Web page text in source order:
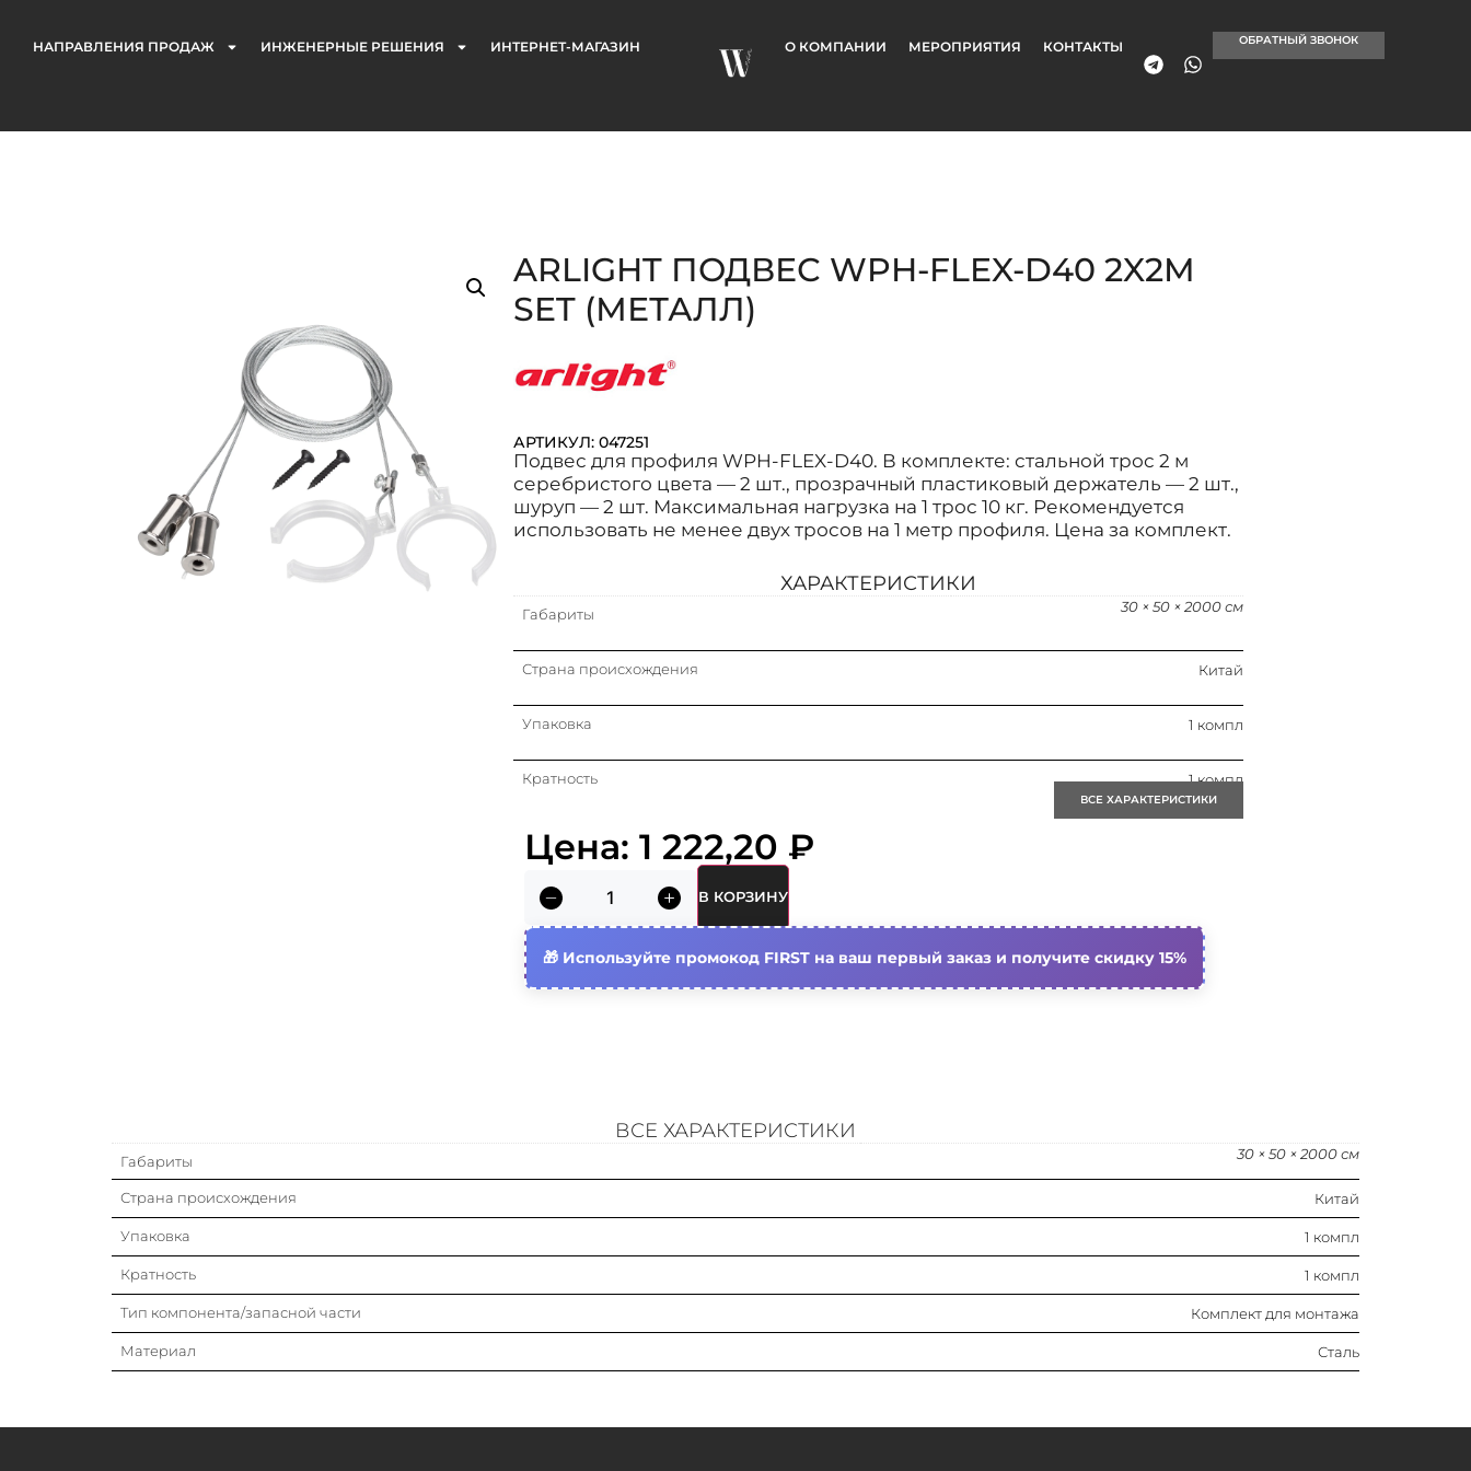
НАПРАВЛЕНИЯ ПРОДАЖ ИНЖЕНЕРНЫЕ РЕШЕНИЯ ИНТЕРНЕТ-МАГАЗИН О КОМПАНИИ МЕРОПРИЯТИЯ КОНТАКТЫ ОБРАТНЫЙ ЗВОНОК
ARLIGHT ПОДВЕС WPH-FLEX-D40 2X2M
SET (МЕТАЛЛ)
АРТИКУЛ: 047251
Подвес для профиля WPH-FLEX-D40. В комплекте: стальной трос 2 м
серебристого цвета — 2 шт., прозрачный пластиковый держатель — 2 шт.,
шуруп — 2 шт. Максимальная нагрузка на 1 трос 10 кг. Рекомендуется
использовать не менее двух тросов на 1 метр профиля. Цена за комплект.
ХАРАКТЕРИСТИКИ
Габариты 30 × 50 × 2000 см
Страна происхождения Китай
Упаковка 1 компл
Кратность 1 компл
Тип компонента/запасной части
Материал
ВСЕ ХАРАКТЕРИСТИКИ
Цена: 1 222,20 ₽
В КОРЗИНУ
Используйте промокод FIRST на ваш первый заказ и получите скидку 15%
ВСЕ ХАРАКТЕРИСТИКИ
Габариты 30 × 50 × 2000 см
Страна происхождения Китай
Упаковка 1 компл
Кратность 1 компл
Тип компонента/запасной части Комплект для монтажа
Материал Сталь